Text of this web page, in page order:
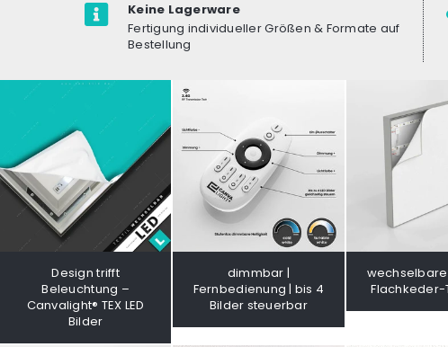
Keine Lagerware
Fertigung individueller Größen & Formate auf
Bestellung
Design trifft
Beleuchtung –
Canvalight® TEX LED
Bilder
dimmbar |
Fernbedienung | bis 4
Bilder steuerbar
wechselbare
Flachkeder-